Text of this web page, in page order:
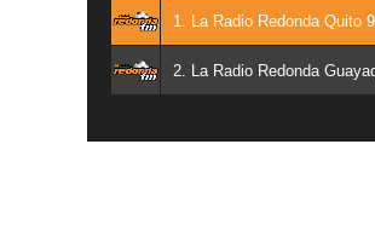
1. La Radio Redonda Quito
2. La Radio Redonda